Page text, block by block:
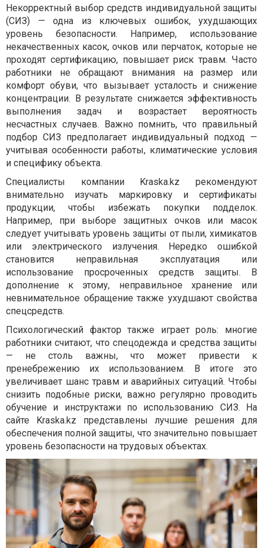
Некорректный выбор средств индивидуальной защиты
(СИЗ) — одна из ключевых ошибок, ухудшающих
уровень безопасности. Например, использование
некачественных касок, очков или перчаток, которые не
проходят сертификацию, повышает риск травм. Часто
работники не обращают внимания на размер или
комфорт обуви, что вызывает усталость и снижение
концентрации. В результате снижается эффективность
выполнения задач и возрастает вероятность
несчастных случаев. Важно помнить, что правильный
подбор СИЗ предполагает индивидуальный подход —
учитывая особенности работы, климатические условия
и специфику объекта.
Специалисты компании Kraska.kz рекомендуют
внимательно изучать маркировку и сертификаты
продукции, чтобы избежать покупки подделок.
Например, при выборе защитных очков или масок
следует учитывать уровень защиты от пыли, химикатов
или электрического излучения. Нередко ошибкой
становится неправильная эксплуатация или
использование просроченных средств защиты. В
дополнение к этому, неправильное хранение или
невнимательное обращение также ухудшают свойства
спецсредств.
Психологический фактор также играет роль: многие
работники считают, что спецодежда и средства защиты
— не столь важны, что может привести к
пренебрежению их использованием. В итоге это
увеличивает шанс травм и аварийных ситуаций. Чтобы
снизить подобные риски, важно регулярно проводить
обучение и инструктажи по использованию СИЗ. На
сайте Kraska.kz представлены лучшие решения для
обеспечения полной защиты, что значительно повышает
уровень безопасности на трудовых объектах.